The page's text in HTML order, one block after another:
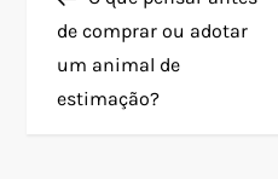
a
v
de comprar ou adotar
um animal de
estimação?